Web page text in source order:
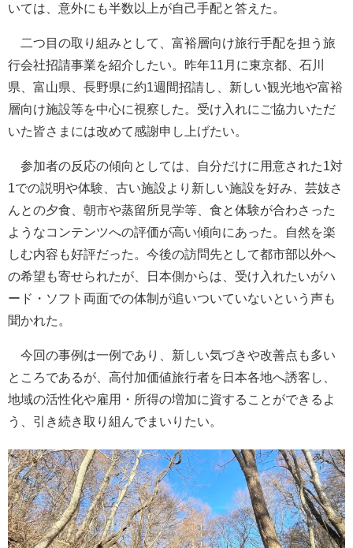
いては、意外にも半数以上が自己手配と答えた。
二つ目の取り組みとして、富裕層向け旅行手配を担う旅
行会社招請事業を紹介したい。昨年11月に東京都、石川
県、富山県、長野県に約1週間招請し、新しい観光地や富裕
層向け施設等を中心に視察した。受け入れにご協力いただ
いた皆さまには改めて感謝申し上げたい。
参加者の反応の傾向としては、自分だけに用意された1対
1での説明や体験、古い施設より新しい施設を好み、芸妓さ
んとの夕食、朝市や蒸留所見学等、食と体験が合わさった
ようなコンテンツへの評価が高い傾向にあった。自然を楽
しむ内容も好評だった。今後の訪問先として都市部以外へ
の希望も寄せられたが、日本側からは、受け入れたいがハ
ード・ソフト両面での体制が追いついていないという声も
聞かれた。
今回の事例は一例であり、新しい気づきや改善点も多い
ところであるが、高付加価値旅行者を日本各地へ誘客し、
地域の活性化や雇用・所得の増加に資することができるよ
う、引き続き取り組んでまいりたい。